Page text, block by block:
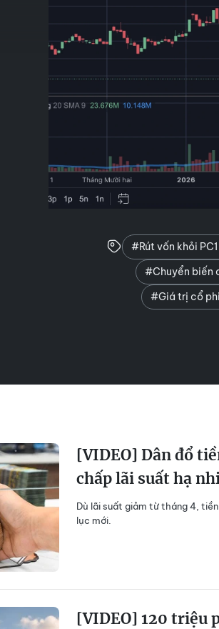
#Rút vốn khỏi
#Chuyển biến
#Giá trị cổ
[VIDEO] Dân đổ
chấp lãi suất hạ
Dù lãi suất giảm từ tháng 4,
lục mới.
[VIDEO] 120 triệu